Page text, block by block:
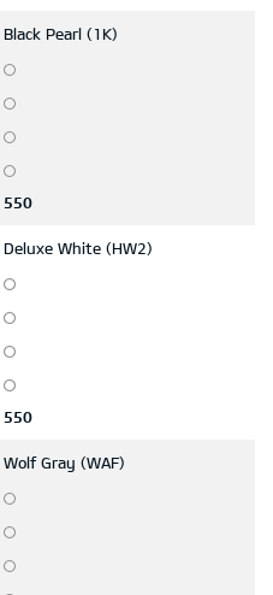
Black Pearl (1K)
550
Deluxe White (HW2)
550
Wolf Gray (WAF)